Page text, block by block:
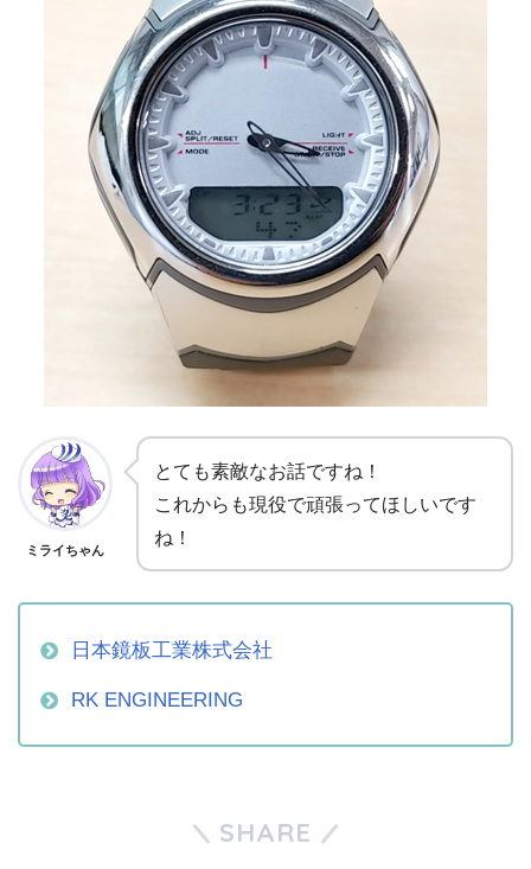
ミライちゃん
とても素敵なお話ですね！
これからも現役で頑張ってほしいです
ね！
日本鏡板工業株式会社
RK ENGINEERING
SHARE